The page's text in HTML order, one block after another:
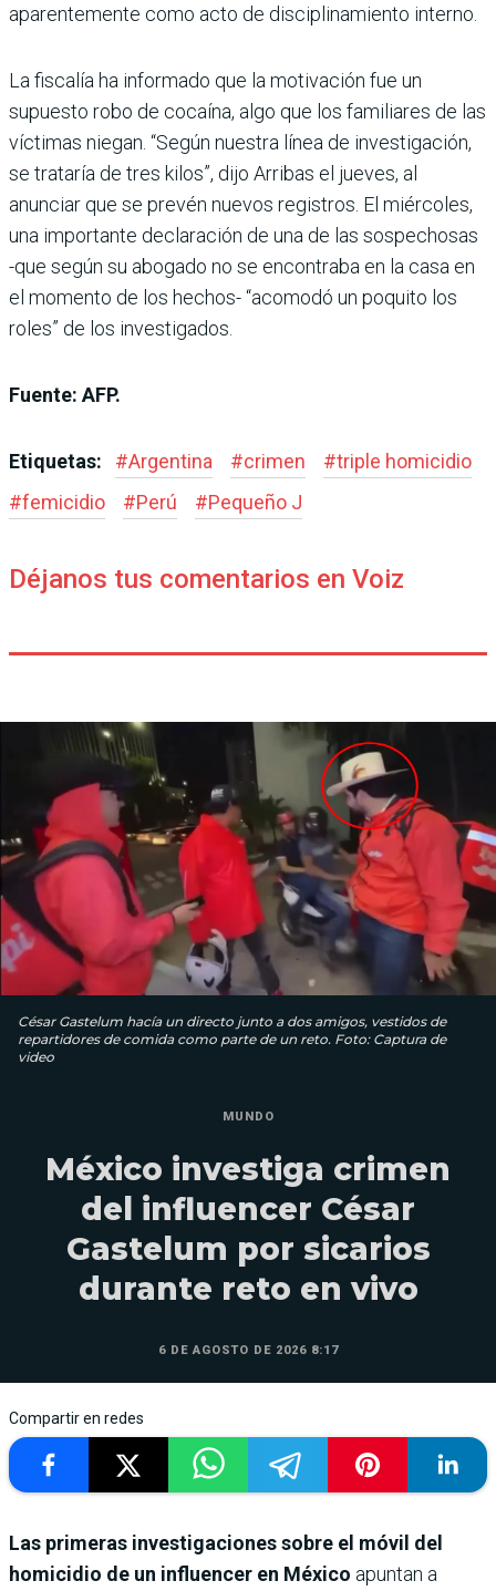
aparentemente como acto de disciplinamiento interno.
La fiscalía ha informado que la motivación fue un
supuesto robo de cocaína, algo que los familiares de las
víctimas niegan. “Según nuestra línea de investigación,
se trataría de tres kilos”, dijo Arribas el jueves, al
anunciar que se prevén nuevos registros. El miércoles,
una importante declaración de una de las sospechosas
-que según su abogado no se encontraba en la casa en
el momento de los hechos- “acomodó un poquito los
roles” de los investigados.
Fuente: AFP.
Etiquetas: #Argentina #crimen #triple homicidio
#femicidio #Perú #Pequeño J
Déjanos tus comentarios en Voiz
César Gastelum hacía un directo junto a dos amigos, vestidos de
repartidores de comida como parte de un reto. Foto: Captura de
video
MUNDO
México investiga crimen
del influencer César
Gastelum por sicarios
durante reto en vivo
6 DE AGOSTO DE 2026 8:17
Compartir en redes
Las primeras investigaciones sobre el móvil del
homicidio de un influencer en México apuntan a